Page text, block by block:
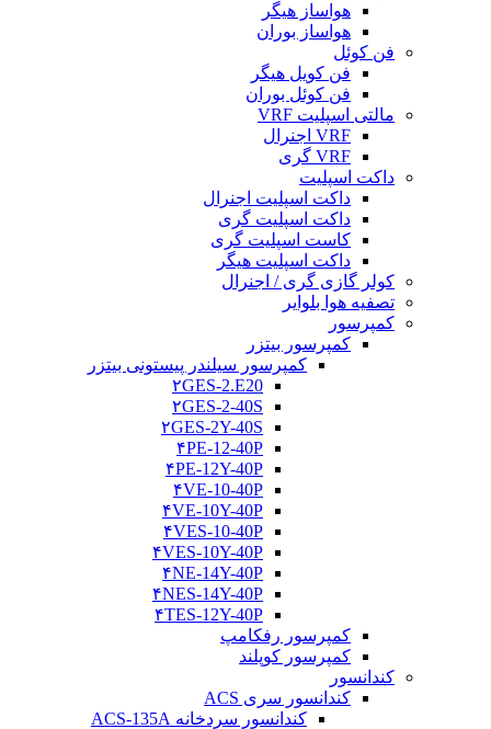
هواساز هیگر
هواساز بوران
فن کوئل
فن کویل هیگر
فن کوئل بوران
مالتی اسپلیت VRF
VRF اجنرال
VRF گری
داکت اسپلیت
داکت اسپلیت اجنرال
داکت اسپلیت گری
کاست اسپلیت گری
داکت اسپلیت هیگر
کولر گازی گری / اجنرال
تصفیه هوا بلوایر
کمپرسور
کمپرسور بیتزر
کمپرسور سیلندر پیستونی بیتزر
۲GES-2.E20
۲GES-2-40S
۲GES-2Y-40S
۴PE-12-40P
۴PE-12Y-40P
۴VE-10-40P
۴VE-10Y-40P
۴VES-10-40P
۴VES-10Y-40P
۴NE-14Y-40P
۴NES-14Y-40P
۴TES-12Y-40P
کمپرسور رفکامپ
کمپرسور کوپلند
کندانسور
کندانسور سری ACS
کندانسور سردخانه ACS-135A